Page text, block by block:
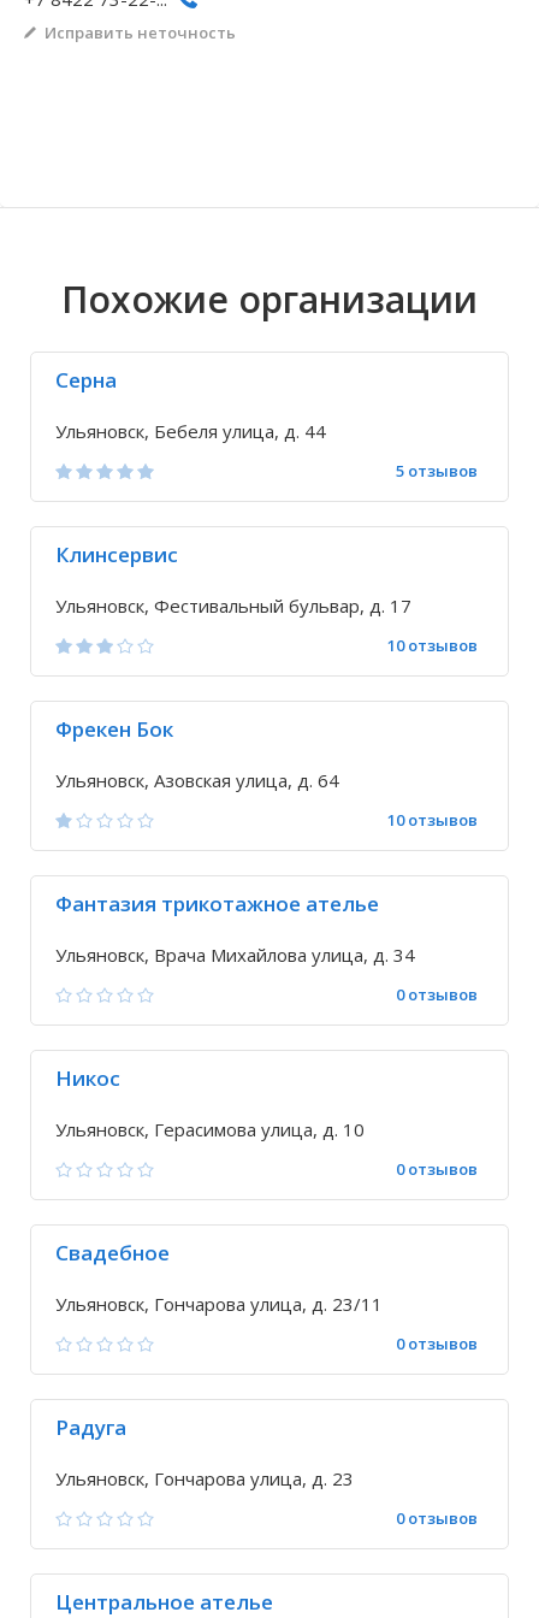
Волгоградская область
Кировоградская область
Восточно-Казахстанская область
Архангельское
Исправить неточность
Похожие организации
Серна
Ульяновск, Бебеля улица, д. 44
5 отзывов
Клинсервис
Ульяновск, Фестивальный бульвар, д. 17
10 отзывов
Фрекен Бок
Ульяновск, Азовская улица, д. 64
10 отзывов
Фантазия трикотажное ателье
Ульяновск, Врача Михайлова улица, д. 34
0 отзывов
Никос
Ульяновск, Герасимова улица, д. 10
0 отзывов
Свадебное
Ульяновск, Гончарова улица, д. 23/11
0 отзывов
Радуга
Ульяновск, Гончарова улица, д. 23
0 отзывов
Центральное ателье